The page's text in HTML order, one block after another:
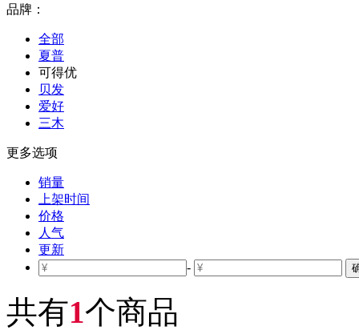
品牌：
全部
夏普
可得优
贝发
爱好
三木
更多选项
销量
上架时间
价格
人气
更新
-
共有1个商品